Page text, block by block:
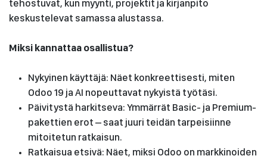
tehostuvat, kun myynti, projektit ja kirjanpito
keskustelevat samassa alustassa.
Miksi kannattaa osallistua?
Nykyinen käyttäjä: Näet konkreettisesti, miten
Odoo 19 ja AI nopeuttavat nykyistä työtäsi.
Päivitystä harkitseva: Ymmärrät Basic- ja Premium-
pakettien erot – saat juuri teidän tarpeisiinne
mitoitetun ratkaisun.
Ratkaisua etsivä: Näet, miksi Odoo on markkinoiden